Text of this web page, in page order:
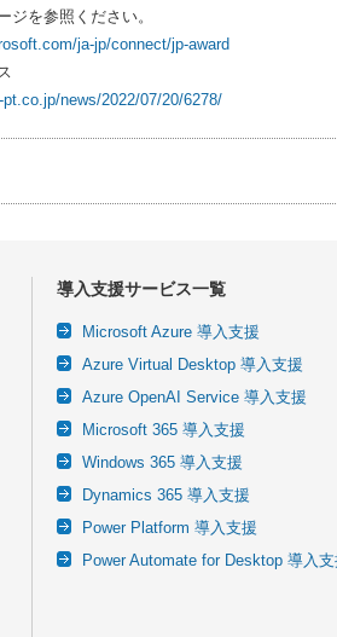
ジを参照ください。
ja-jp/connect/jp-award
news/2022/07/20/6278/
導入支援サービス一覧
Microsoft Azure 導入支援
Azure Virtual Desktop 導入支援
Azure OpenAI Service 導入支援
Microsoft 365 導入支援
Windows 365 導入支援
Dynamics 365 導入支援
Power Platform 導入支援
Power Automate for Desktop 導入